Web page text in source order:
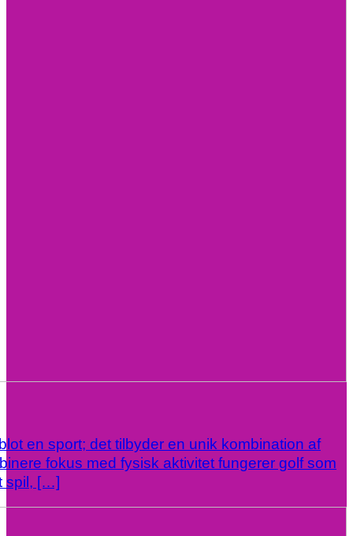
en sport; det tilbyder en unik kombination af
fokus med fysisk aktivitet fungerer golf som
spil, […]